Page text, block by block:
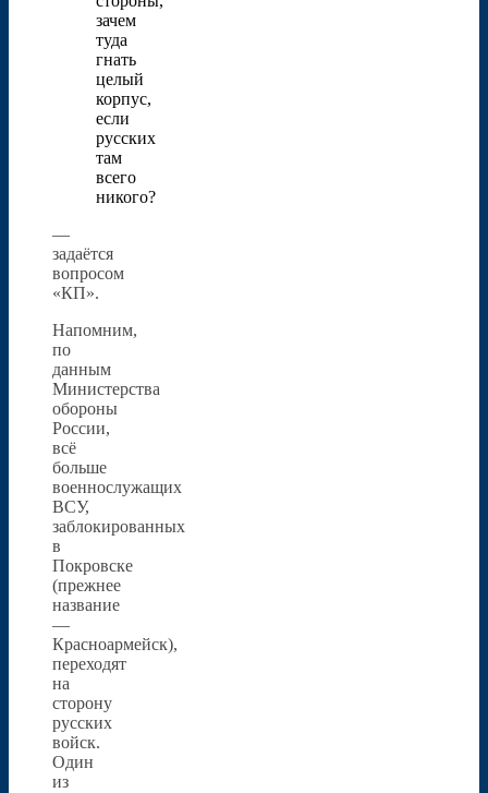
зачем
туда
гнать
целый
корпус,
если
русских
там
всего
никого?
—
задаётся
вопросом
«КП».
Напомним,
по
данным
Министерства
обороны
России,
всё
больше
военнослужащих
ВСУ,
заблокированных
в
Покровске
(прежнее
название
—
Красноармейск),
переходят
на
сторону
русских
войск.
Один
из